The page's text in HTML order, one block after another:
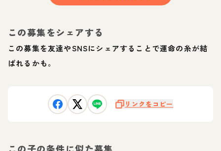
この募集をシェアする
この募集を友達やSNSにシェアすることで運命の糸が結
ばれるかも。
リンクをコピー